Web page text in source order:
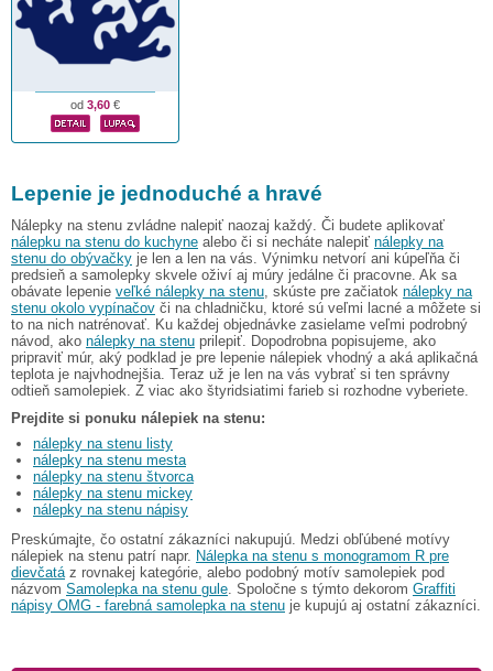
od 3,60 €
Lepenie je jednoduché a hravé
Nálepky na stenu zvládne nalepiť naozaj každý. Či budete aplikovať
nálepku na stenu do kuchyne alebo či si necháte nalepiť nálepky na
stenu do obývačky je len a len na vás. Výnimku netvorí ani kúpeľňa či
predsieň a samolepky skvele oživí aj múry jedálne či pracovne. Ak sa
obávate lepenie veľké nálepky na stenu , skúste pre začiatok nálepky na
stenu okolo vypínačov či na chladničku, ktoré sú veľmi lacné a môžete si
to na nich natrénovať. Ku každej objednávke zasielame veľmi podrobný
návod, ako nálepky na stenu prilepiť. Dopodrobna popisujeme, ako
pripraviť múr, aký podklad je pre lepenie nálepiek vhodný a aká aplikačná
teplota je najvhodnejšia. Teraz už je len na vás vybrať si ten správny
odtieň samolepiek. Z viac ako štyridsiatimi farieb si rozhodne vyberiete.
Prejdite si ponuku nálepiek na stenu:
nálepky na stenu listy
nálepky na stenu mesta
nálepky na stenu štvorca
nálepky na stenu mickey
nálepky na stenu nápisy
Preskúmajte, čo ostatní zákazníci nakupujú. Medzi obľúbené motívy
nálepiek na stenu patrí napr. Nálepka na stenu s monogramom R pre
dievčatá z rovnakej kategórie, alebo podobný motív samolepiek pod
názvom Samolepka na stenu gule . Spoločne s týmto dekorom Graffiti
nápisy OMG - farebná samolepka na stenu je kupujú aj ostatní zákazníci.